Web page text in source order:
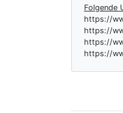
Folgende
https://
https://
https://
https://